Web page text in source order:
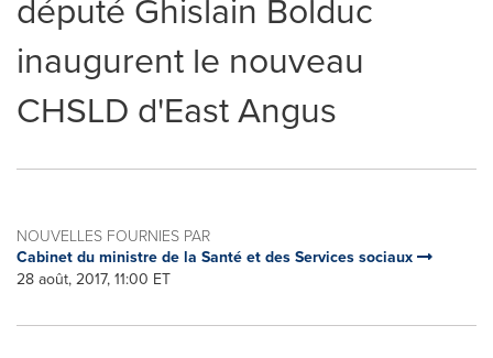
député Ghislain Bolduc
inaugurent le nouveau
CHSLD d'East Angus
NOUVELLES FOURNIES PAR
Cabinet du ministre de la Santé et des Services sociaux
28 août, 2017, 11:00 ET